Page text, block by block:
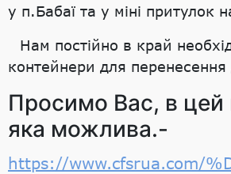
у п.Бабаї та у міні притулок
Нам постійно в край
контейнери для перенесення
Просимо Вас, в цей
яка можлива.-
https://www.cfsrua.com/